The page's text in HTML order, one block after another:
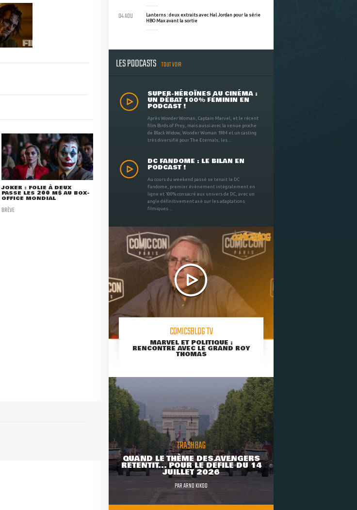
JOKER : FOLIE À DEUX
PASSE LES 200 M$ AU BOX-
OFFICE MONDIAL
BRÈVE
Lanterns : deux extraits avec Hal Jordan pour la série
HBO Max avant la sortie
04 AOU
LES PODCASTS TOUT VOIR
SUPER-HÉROÏNES AU CINÉMA :
UN DÉBAT 100% FÉMININ EN
PODCAST !
Après Wonder Woman, Captain Marvel, et le récent
film Birds of Prey, mais aussi avec la venue proche
de Black Widow, Wonder Woman 1984 et un casting
très diversifié pour The Eternals, les ...
DC FANDOME : LE BILAN EN
PODCAST !
Au cours du weekend passé se tenait le DC
Fandome, premier évènement intégralement en
ligne et 100% consacré aux univers de DC, avec un
angle définitivement axé sur les adaptations
filmiques ...
COMICSBLOG TV
MARVEL ET POLITIQUE :
RENCONTRE AVEC LE GRAND ROY
THOMAS
TRASHBAG
QUAND LE THÈME DES AVENGERS
RETENTIT... POUR LE DÉFILÉ DU 14
JUILLET 2026
PARARNO KIKOO